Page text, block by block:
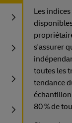
Les
s'assurer
toutes les
tendance
80 % de